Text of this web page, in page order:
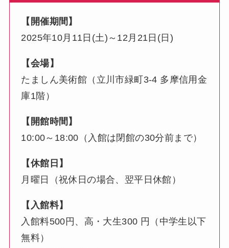
【開催期間】
2025年10月11日(土)～12月21日(日)
【会場】
たましん美術館（立川市緑町3-4 多摩信用金
庫1階）
【開館時間】
10:00～18:00（入館は閉館の30分前まで）
【休館日】
月曜日（祝休日の場合、翌平日休館）
【入館料】
入館料500円、高・大生300 円（中学生以下
無料）